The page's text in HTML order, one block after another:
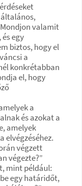
valamit
egy
biztos, hogy el
a
konkrétabban
el, hogy
a
és azokat a
amelyek
elvégzéséhez.
végzett
végezte?”
mint például:
egy határidőt,